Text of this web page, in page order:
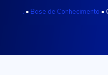
• Base de Conhecimento •